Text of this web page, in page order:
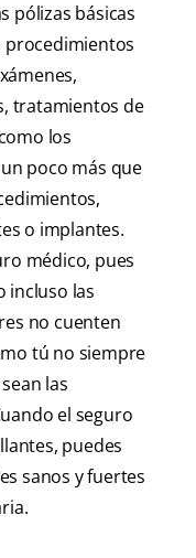
pólizas básicas
procedimientos
tratamientos de
los
poco más que
o implantes.
médico, pues
incluso las
no cuenten
tú no siempre
las
el seguro
puedes
sanos y fuertes